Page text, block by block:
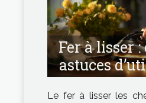
Fer à lisser
astuces
Le fer à lisser les